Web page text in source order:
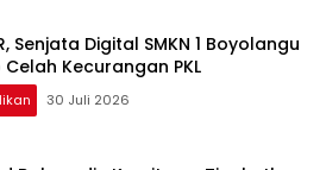
Senjata Digital SMKN 1 Boyolangu
Kecurangan PKL
30 Juli 2026